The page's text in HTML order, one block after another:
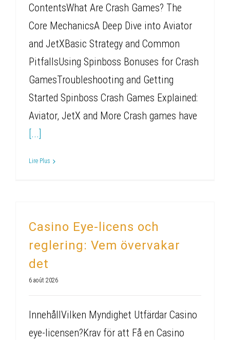
ContentsWhat Are Crash Games? The
Core MechanicsA Deep Dive into Aviator
and JetXBasic Strategy and Common
PitfallsUsing Spinboss Bonuses for Crash
GamesTroubleshooting and Getting
Started Spinboss Crash Games Explained:
Aviator, JetX and More Crash games have
[...]
Lire Plus
Casino Eye-licens och
reglering: Vem övervakar
det
6 août 2026
InnehållVilken Myndighet Utfärdar Casino
eye-licensen?Krav för att Få en Casino